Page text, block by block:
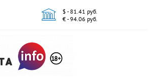
$ - 81.41 руб.
€ - 94.06 руб.